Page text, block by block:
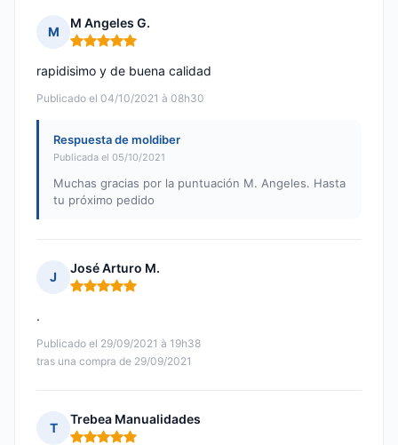
M
M Angeles G.
Nota: 5 de 5
Publicado el 04/10/2021 à 08h30
rapidisimo y de buena calidad
Respuesta de moldiber
Publicada el 05/10/2021
Muchas gracias por la puntuación M. Angeles. Hasta
tu próximo pedido
J
José Arturo M.
Nota: 5 de 5
Publicado el 29/09/2021 à 19h38
tras una compra de 29/09/2021
.
T
Trebea Manualidades